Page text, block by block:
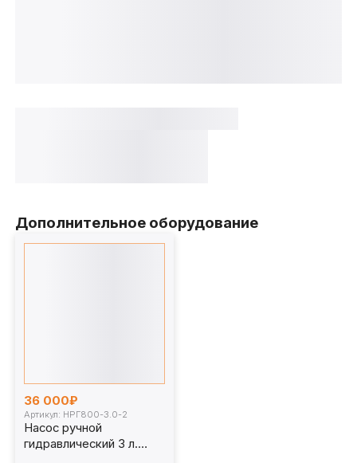
Дополнительное оборудование
36 000₽
Артикул: НРГ800-3.0-2
Насос ручной
гидравлический 3 л.